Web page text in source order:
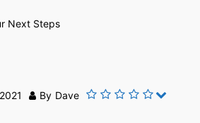
Next Steps
By Dave